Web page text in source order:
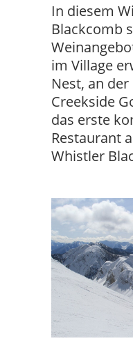
In diesem
Blackcomb
im Village
Nest, an
Creekside
das erste
Restaurant
Whistler